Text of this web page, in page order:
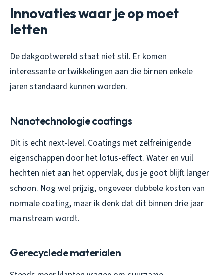
Innovaties waar je op moet
letten
De dakgootwereld staat niet stil. Er komen
interessante ontwikkelingen aan die binnen enkele
jaren standaard kunnen worden.
Nanotechnologie coatings
Dit is echt next-level. Coatings met zelfreinigende
eigenschappen door het lotus-effect. Water en vuil
hechten niet aan het oppervlak, dus je goot blijft langer
schoon. Nog wel prijzig, ongeveer dubbele kosten van
normale coating, maar ik denk dat dit binnen drie jaar
mainstream wordt.
Gerecyclede materialen